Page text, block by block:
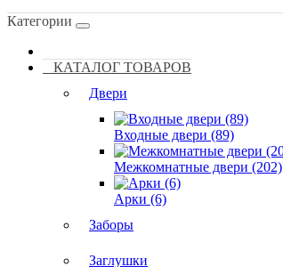
Категории
КАТАЛОГ ТОВАРОВ
Двери
Входные двери (89)
Межкомнатные двери (202)
Арки (6)
Заборы
Заглушки